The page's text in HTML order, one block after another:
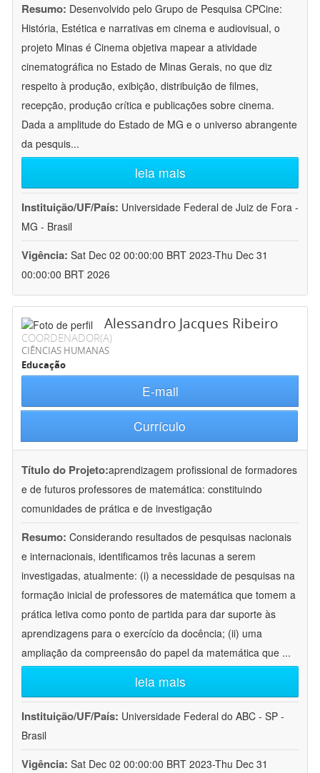
Resumo: Desenvolvido pelo Grupo de Pesquisa CPCine:
História, Estética e narrativas em cinema e audiovisual, o
projeto Minas é Cinema objetiva mapear a atividade
cinematográfica no Estado de Minas Gerais, no que diz
respeito à produção, exibição, distribuição de filmes,
recepção, produção crítica e publicações sobre cinema.
Dada a amplitude do Estado de MG e o universo abrangente
da pesquis...
leia mais
Instituição/UF/País: Universidade Federal de Juiz de Fora -
MG - Brasil
Vigência: Sat Dec 02 00:00:00 BRT 2023-Thu Dec 31
00:00:00 BRT 2026
Alessandro Jacques Ribeiro
COORDENADOR(A)
CIÊNCIAS HUMANAS
Educação
E-mail
Currículo
Título do Projeto:aprendizagem profissional de formadores
e de futuros professores de matemática: constituindo
comunidades de prática e de investigação
Resumo: Considerando resultados de pesquisas nacionais
e internacionais, identificamos três lacunas a serem
investigadas, atualmente: (i) a necessidade de pesquisas na
formação inicial de professores de matemática que tomem a
prática letiva como ponto de partida para dar suporte às
aprendizagens para o exercício da docência; (ii) uma
ampliação da compreensão do papel da matemática que ...
leia mais
Instituição/UF/País: Universidade Federal do ABC - SP -
Brasil
Vigência: Sat Dec 02 00:00:00 BRT 2023-Thu Dec 31